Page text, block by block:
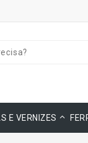
E VERNIZES